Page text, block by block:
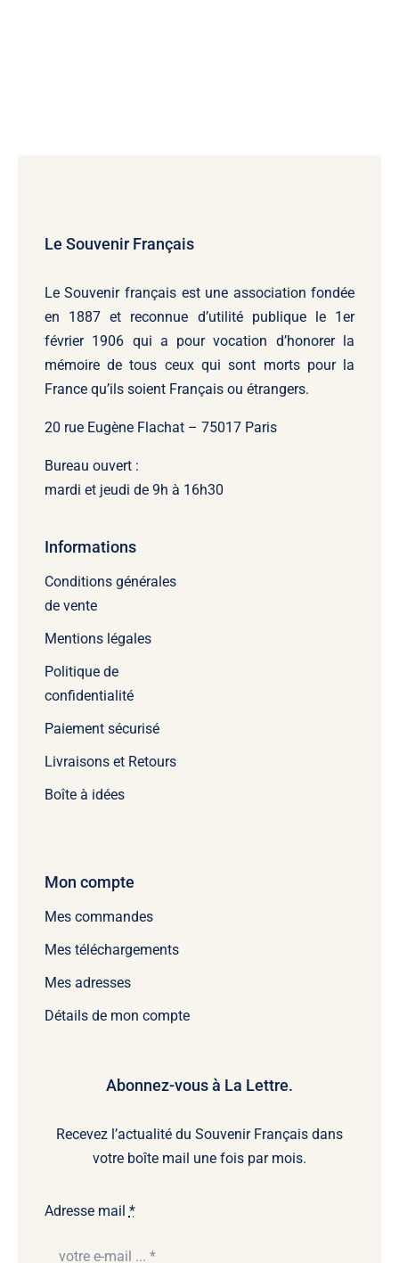
Le Souvenir Français
Le Souvenir français est une association fondée
en 1887 et reconnue d’utilité publique le 1er
février 1906 qui a pour vocation d’honorer la
mémoire de tous ceux qui sont morts pour la
France qu’ils soient Français ou étrangers.
20 rue Eugène Flachat – 75017 Paris
Bureau ouvert :
mardi et jeudi de 9h à 16h30
Informations
Conditions générales
de vente
Mentions légales
Politique de
confidentialité
Paiement sécurisé
Livraisons et Retours
Boîte à idées
Mon compte
Mes commandes
Mes téléchargements
Mes adresses
Détails de mon compte
Abonnez-vous à La Lettre.
Recevez l’actualité du Souvenir Français dans
votre boîte mail une fois par mois.
Adresse mail *